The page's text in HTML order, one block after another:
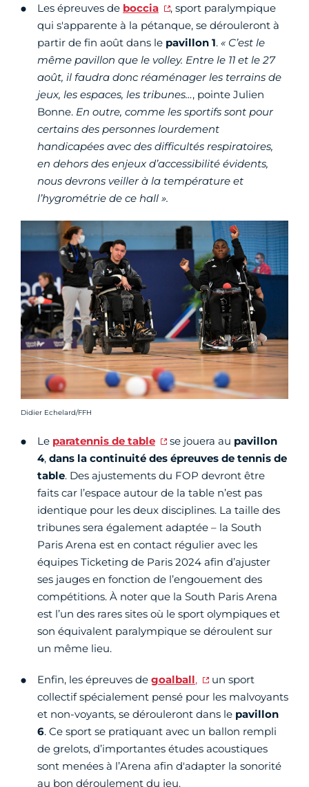
Les épreuves de boccia
, sport paralympique
qui s'apparente à la pétanque, se dérouleront à
partir de fin août dans le pavillon 1. « C’est le
même pavillon que le volley. Entre le 11 et le 27
août, il faudra donc réaménager les terrains de
jeux, les espaces, les tribunes…, pointe Julien
Bonne. En outre, comme les sportifs sont pour
certains des personnes lourdement
handicapées avec des difficultés respiratoires,
en dehors des enjeux d’accessibilité évidents,
nous devrons veiller à la température et
l’hygrométrie de ce hall ».
Crédit photo :
Didier Echelard/FFH
Le paratennis de table se jouera au pavillon
4, dans la continuité des épreuves de tennis de
table. Des ajustements du FOP devront être
faits car l’espace autour de la table n’est pas
identique pour les deux disciplines. La taille des
tribunes sera également adaptée – la South
Paris Arena est en contact régulier avec les
équipes Ticketing de Paris 2024 afin d’ajuster
ses jauges en fonction de l’engouement des
compétitions. À noter que la South Paris Arena
est l’un des rares sites où le sport olympiques et
son équivalent paralympique se déroulent sur
un même lieu.
Enfin, les épreuves de goalball,
un sport
collectif spécialement pensé pour les malvoyants
et non-voyants, se dérouleront dans le pavillon
6. Ce sport se pratiquant avec un ballon rempli
de grelots, d’importantes études acoustiques
sont menées à l’Arena afin d'adapter la sonorité
au bon déroulement du jeu.